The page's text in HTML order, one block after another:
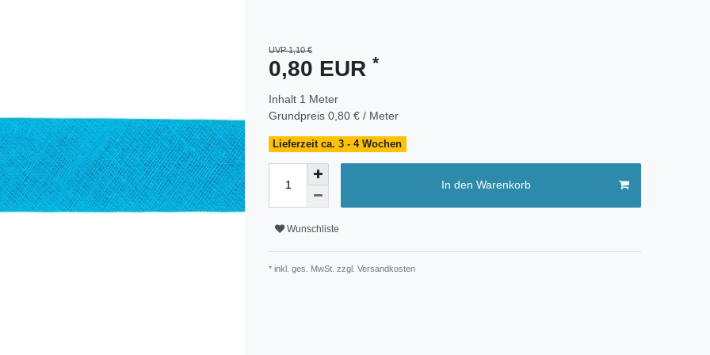
UVP 1,10 €
0,80 EUR *
Inhalt 1 Meter
Grundpreis 0,80 € / Meter
Lieferzeit ca. 3 - 4 Wochen
In den Warenkorb
Wunschliste
* inkl. ges. MwSt. zzgl. Versandkosten